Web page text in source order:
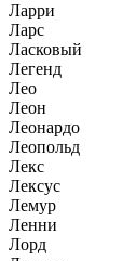
Ларри
Ларс
Ласковый
Легенд
Лео
Леон
Леонардо
Леопольд
Лекс
Лексус
Лемур
Ленни
Лорд